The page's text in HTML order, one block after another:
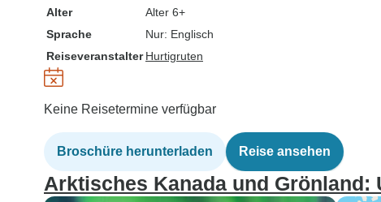
Alter
Alter 6+
Sprache
Nur: Englisch
Reiseveranstalter Hurtigruten
Keine Reisetermine verfügbar
Broschüre herunterladen Reise ansehen
Arktisches Kanada und Grönland: